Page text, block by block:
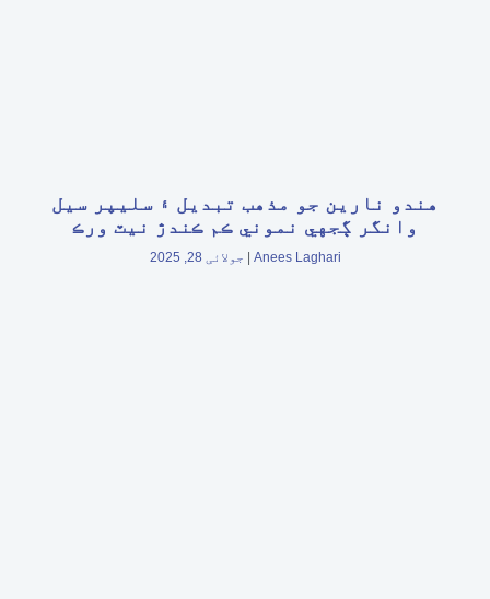
هندو نارين جو مذهب تبديل ۽ سليپر سيل
وانگر ڳجهي نموني ڪم ڪندڙ نيٽ ورڪ
Anees Laghari جولائی 28, 2025